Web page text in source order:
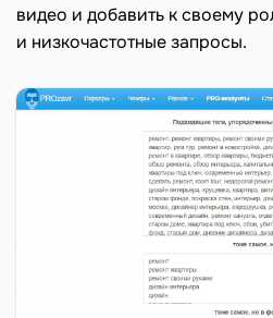
видео и добавить к своему
и низкочастотные запросы.